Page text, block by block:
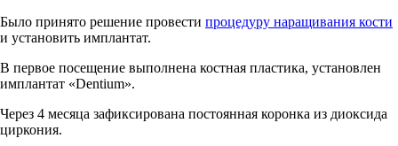
Было принято решение провести процедуру наращивания кости
и установить имплантат.
В первое посещение выполнена костная пластика, установлен
имплантат «Dentium».
Через 4 месяца зафиксирована постоянная коронка из диоксида
циркония.